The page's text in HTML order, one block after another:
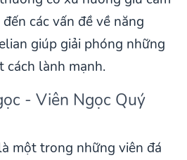
các vấn đề về năng
giúp giải phóng những
cách lành mạnh.
- Viên Ngọc Quý
một trong những viên đá